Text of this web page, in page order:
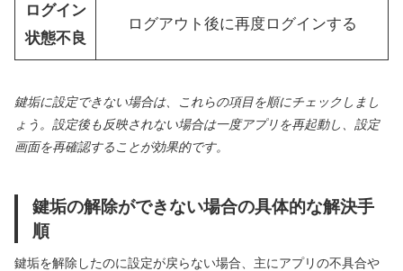
ログイン
状態不良
ログアウト後に再度ログインする
鍵垢に設定できない場合は、これらの項目を順にチェックしまし
ょう。設定後も反映されない場合は一度アプリを再起動し、設定
画面を再確認することが効果的です。
鍵垢の解除ができない場合の具体的な解決手
順
鍵垢を解除したのに設定が戻らない場合、主にアプリの不具合や